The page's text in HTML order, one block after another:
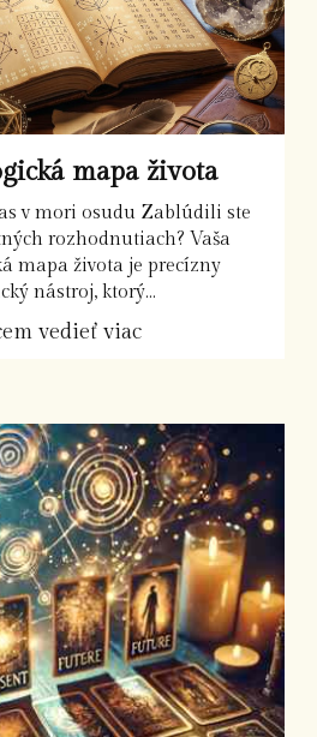
mapa života
v mori osudu Zablúdili ste
rozhodnutiach? Vaša
mapa života je precízny
nástroj, ktorý...
vedieť viac